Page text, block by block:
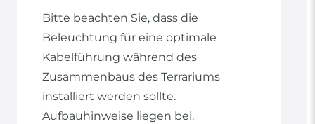
Bitte beachten Sie, dass die
Beleuchtung für eine optimale
Kabelführung während des
Zusammenbaus des Terrariums
installiert werden sollte.
Aufbauhinweise liegen bei.